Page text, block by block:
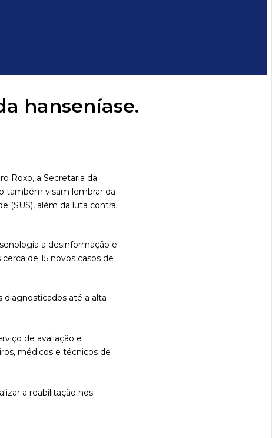
hanseníase.
Roxo, a Secretaria da
também visam lembrar da
(SUS), além da luta contra
a desinformação e
de 15 novos casos de
até a alta
de avaliação e
médicos e técnicos de
a reabilitação nos